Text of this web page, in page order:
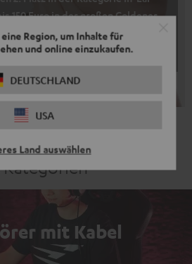
Region, um Inhalte für
und online einzukaufen.
DEUTSCHLAND
USA
Land auswählen
150 Euro in der großen Goldenes
2025
Kategorien
mit Kabel